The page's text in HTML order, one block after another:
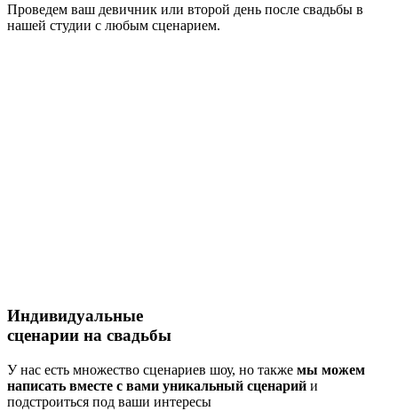
Проведем ваш девичник или второй день после свадьбы в
нашей студии с любым сценарием.
Индивидуальные
сценарии на свадьбы
У нас есть множество сценариев шоу, но также мы можем
написать вместе с вами уникальный сценарий и
подстроиться под ваши интересы